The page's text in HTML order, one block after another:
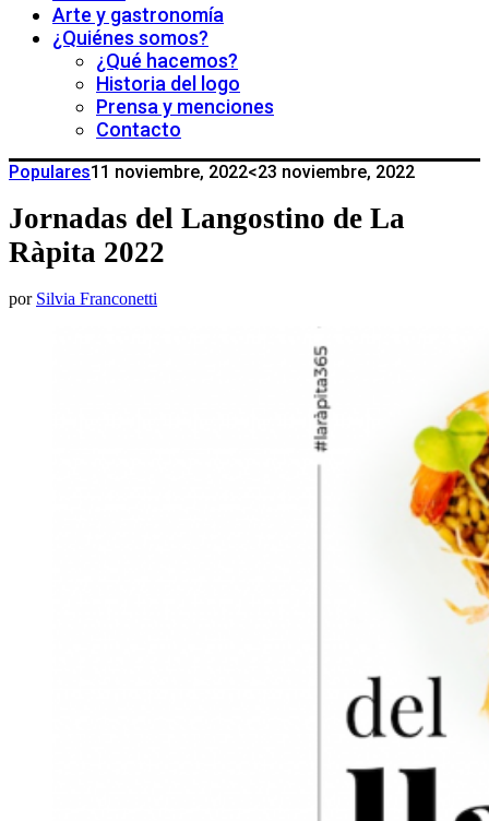
Arte y gastronomía
¿Quiénes somos?
¿Qué hacemos?
Historia del logo
Prensa y menciones
Contacto
Populares11 noviembre, 2022<23 noviembre, 2022
Jornadas del Langostino de La
Ràpita 2022
por Silvia Franconetti